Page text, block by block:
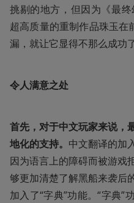
挑剔的地方，但因为《最
超高质量的重制作品珠玉在
漏，就让它显得不那么成功了
令人满意之处
首先，对于中文玩家来说，
地化的支持。 中文翻译的加
因为语言上的障碍而被游戏
够更加清楚了解黑船来袭后
加入了“字典”功能。“字典